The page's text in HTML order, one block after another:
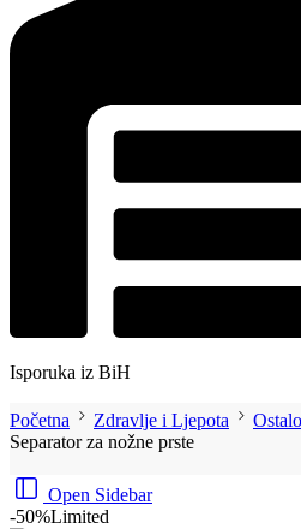
Isporuka iz BiH
Početna Zdravlje i Ljepota
Separator za nožne prste
Open Sidebar
-50%Limited